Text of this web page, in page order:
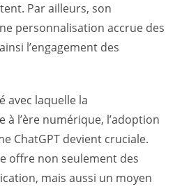
Par ailleurs, son
personnalisation accrue des
l’engagement des
avec laquelle la
l’ère numérique, l’adoption
ChatGPT devient cruciale.
offre non seulement des
mais aussi un moyen